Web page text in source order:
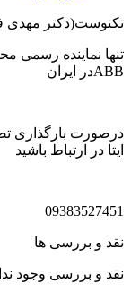
تکنوست(دکتر مهدی
تنها نماینده رسمی
ABBدر ایران
درصورت بارگذاری
ایتا در ارتباط باشید
09383527451
نقد و بررسی ها
نقد و بررسی وجود